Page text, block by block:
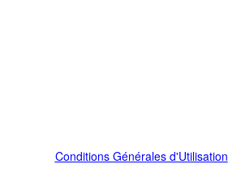
Conditions Générales d'Utilisation